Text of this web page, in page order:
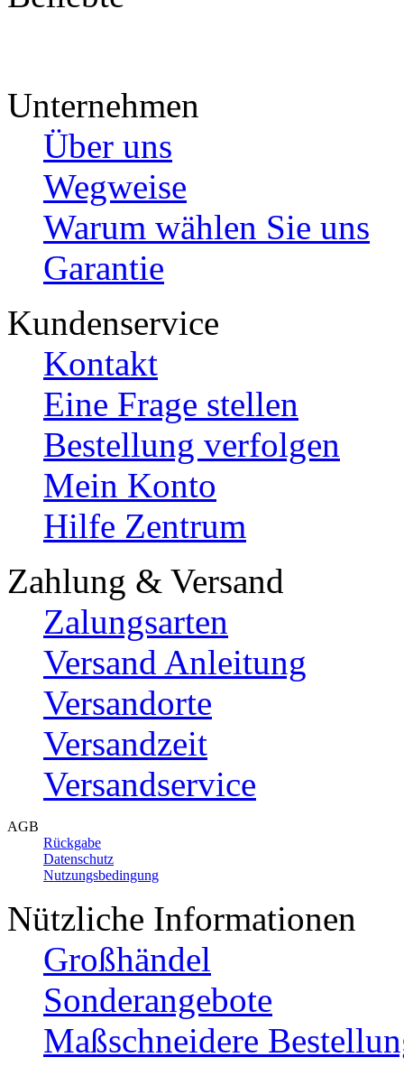
Unternehmen
Über uns
Wegweise
Warum wählen Sie uns
Garantie
Kundenservice
Kontakt
Eine Frage stellen
Bestellung verfolgen
Mein Konto
Hilfe Zentrum
Zahlung & Versand
Zalungsarten
Versand Anleitung
Versandorte
Versandzeit
Versandservice
AGB
Rückgabe
Datenschutz
Nutzungsbedingung
Nützliche Informationen
Großhändel
Sonderangebote
Maßschneidere